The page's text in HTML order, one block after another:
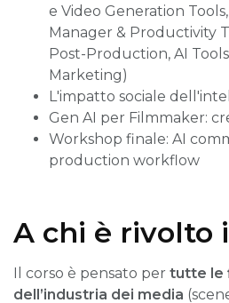
e Video Generation
Manager & Productivity
Post-Production, AI Tools
Marketing)
L'impatto sociale
Gen AI per Filmmaker:
Workshop finale: AI
production workflow
A chi è rivolto
Il corso è pensato per tutte le
dell’industria dei media